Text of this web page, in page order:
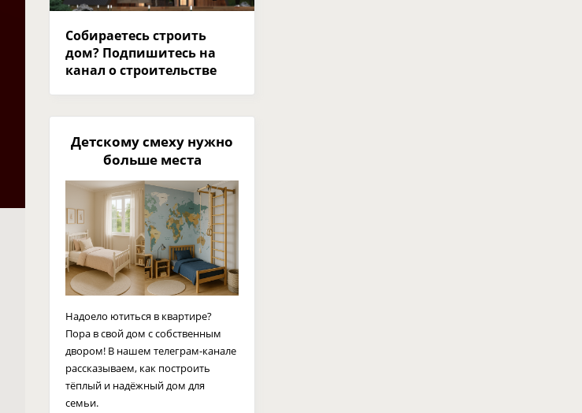
Собираетесь строить
дом? Подпишитесь на
канал о строительстве
Детскому смеху нужно
больше места
Надоело ютиться в квартире?
Пора в свой дом с собственным
двором! В нашем телеграм-канале
рассказываем, как построить
тёплый и надёжный дом для
семьи.